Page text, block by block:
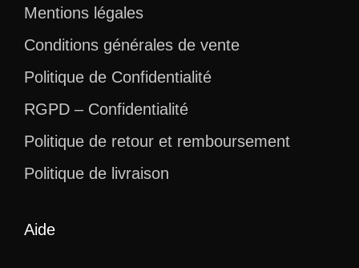
Mentions légales
Conditions générales de vente
Politique de Confidentialité
RGPD – Confidentialité
Politique de retour et remboursement
Politique de livraison
Aide